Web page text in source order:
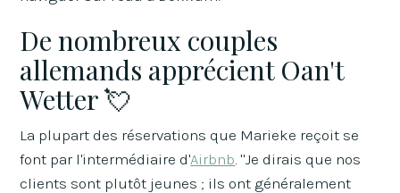
De nombreux couples
allemands apprécient Oan't
Wetter 💘
La plupart des réservations que Marieke reçoit se
font par l'intermédiaire d'Airbnb . "Je dirais que nos
clients sont plutôt jeunes ; ils ont généralement